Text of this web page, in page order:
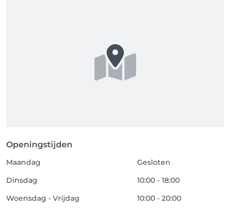
Openingstijden
Maandag
Gesloten
Dinsdag
10:00 - 18:00
Woensdag - Vrijdag
10:00 - 20:00